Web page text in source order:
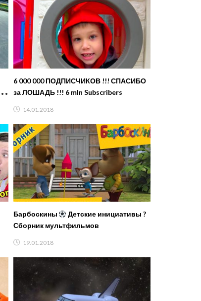
6 000 000 ПОДПИСЧИКОВ !!! СПАСИБО
за ЛОШАДЬ !!! 6 mln Subscribers
14.01.2018
Барбоскины
Детские инициативы ?
Сборник мультфильмов
19.01.2018